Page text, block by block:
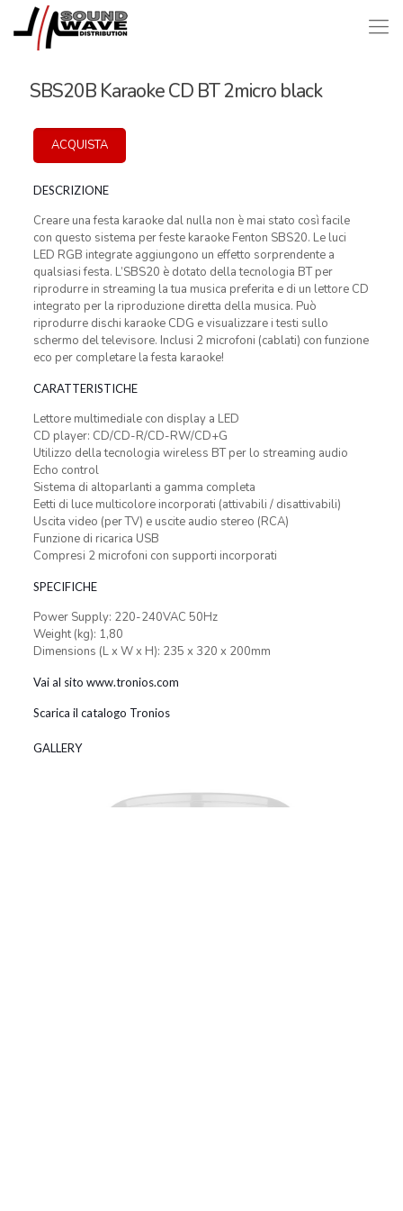
SBS20B Karaoke CD BT 2micro black
ACQUISTA
DESCRIZIONE
Creare una festa karaoke dal nulla non è mai stato così facile
con questo sistema per feste karaoke Fenton SBS20. Le luci
LED RGB integrate aggiungono un effetto sorprendente a
qualsiasi festa. L’SBS20 è dotato della tecnologia BT per
riprodurre in streaming la tua musica preferita e di un lettore CD
integrato per la riproduzione diretta della musica. Può
riprodurre dischi karaoke CDG e visualizzare i testi sullo
schermo del televisore. Inclusi 2 microfoni (cablati) con funzione
eco per completare la festa karaoke!
CARATTERISTICHE
Lettore multimediale con display a LED
CD player: CD/CD-R/CD-RW/CD+G
Utilizzo della tecnologia wireless BT per lo streaming audio
Echo control
Sistema di altoparlanti a gamma completa
Eetti di luce multicolore incorporati (attivabili / disattivabili)
Uscita video (per TV) e uscite audio stereo (RCA)
Funzione di ricarica USB
Compresi 2 microfoni con supporti incorporati
SPECIFICHE
Power Supply: 220-240VAC 50Hz
Weight (kg): 1,80
Dimensions (L x W x H): 235 x 320 x 200mm
Vai al sito www.tronios.com
Scarica il catalogo Tronios
GALLERY